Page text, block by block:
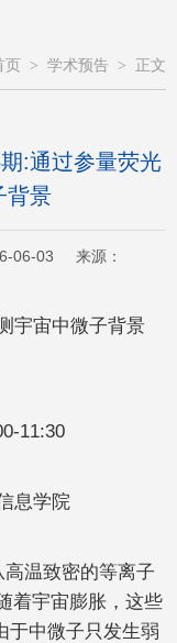
页 > 学术预告 > 正文
:通过参量荧光
背景
06-03 来源：
宇宙中微子背景
11:30
息学院
温致密的等离子
着宇宙膨胀，这些
于中微子只发生弱